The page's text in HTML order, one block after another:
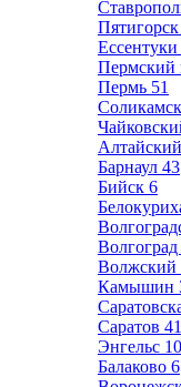
Пятигорск
Ессентуки
Пермский
Пермь 51
Соликамск
Барнаул 43
Бийск 6
Волгоград
Волжский
Камышин
Саратов 41
Энгельс 10
Балаково 6